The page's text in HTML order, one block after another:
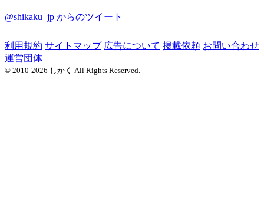
@shikaku_jp からのツイート
利用規約 サイトマップ 広告について 掲載依頼 お問い合わせ
運営団体
© 2010-2026 しかく All Rights Reserved.